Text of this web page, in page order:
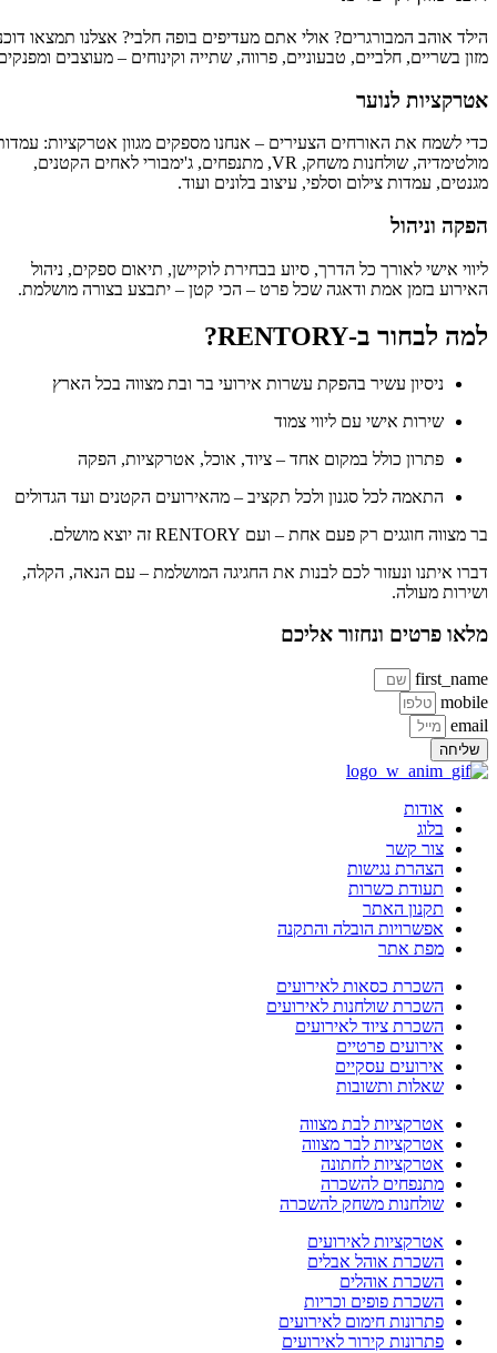
הילד אוהב המבורגרים? אולי אתם מעדיפים בופה חלבי? אצלנו תמצאו דוכני
מזון בשריים, חלביים, טבעוניים, פרווה, שתייה וקינוחים – מעוצבים ומפנקים.
אטרקציות לנוער
כדי לשמח את האורחים הצעירים – אנחנו מספקים מגוון אטרקציות: עמדות
מולטימדיה, שולחנות משחק, VR, מתנפחים, ג'ימבורי לאחים הקטנים,
מגנטים, עמדות צילום וסלפי, עיצוב בלונים ועוד.
הפקה וניהול
ליווי אישי לאורך כל הדרך, סיוע בבחירת לוקיישן, תיאום ספקים, ניהול
האירוע בזמן אמת ודאגה שכל פרט – הכי קטן – יתבצע בצורה מושלמת.
למה לבחור ב‑RENTORY?
ניסיון עשיר בהפקת עשרות אירועי בר ובת מצווה בכל הארץ
שירות אישי עם ליווי צמוד
פתרון כולל במקום אחד – ציוד, אוכל, אטרקציות, הפקה
התאמה לכל סגנון ולכל תקציב – מהאירועים הקטנים ועד הגדולים
בר מצווה חוגגים רק פעם אחת – ועם RENTORY זה יוצא מושלם.
דברו איתנו ונעזור לכם לבנות את החגיגה המושלמת – עם הנאה, הקלה,
ושירות מעולה.
מלאו פרטים ונחזור אליכם
first_name
mobile
email
שליחה
אודות
בלוג
צור קשר
הצהרת נגישות
תעודת כשרות
תקנון האתר
אפשרויות הובלה והתקנה
מפת אתר
השכרת כסאות לאירועים
השכרת שולחנות לאירועים
השכרת ציוד לאירועים
אירועים פרטיים
אירועים עסקיים
שאלות ותשובות
אטרקציות לבת מצווה
אטרקציות לבר מצווה
אטרקציות לחתונה
מתנפחים להשכרה
שולחנות משחק להשכרה
אטרקציות לאירועים
השכרת אוהל אבלים
השכרת אוהלים
השכרת פופים וכריות
פתרונות חימום לאירועים
פתרונות קירור לאירועים